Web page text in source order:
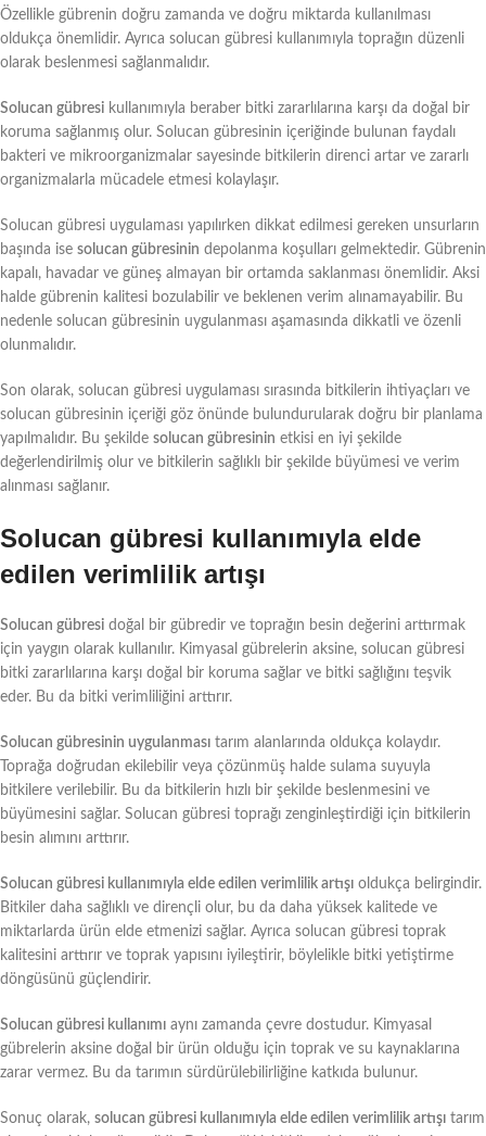
Özellikle gübrenin doğru zamanda ve doğru miktarda kullanılması
oldukça önemlidir. Ayrıca solucan gübresi kullanımıyla toprağın düzenli
olarak beslenmesi sağlanmalıdır.
Solucan gübresi kullanımıyla beraber bitki zararlılarına karşı da doğal bir
koruma sağlanmış olur. Solucan gübresinin içeriğinde bulunan faydalı
bakteri ve mikroorganizmalar sayesinde bitkilerin direnci artar ve zararlı
organizmalarla mücadele etmesi kolaylaşır.
Solucan gübresi uygulaması yapılırken dikkat edilmesi gereken unsurların
başında ise solucan gübresinin depolanma koşulları gelmektedir. Gübrenin
kapalı, havadar ve güneş almayan bir ortamda saklanması önemlidir. Aksi
halde gübrenin kalitesi bozulabilir ve beklenen verim alınamayabilir. Bu
nedenle solucan gübresinin uygulanması aşamasında dikkatli ve özenli
olunmalıdır.
Son olarak, solucan gübresi uygulaması sırasında bitkilerin ihtiyaçları ve
solucan gübresinin içeriği göz önünde bulundurularak doğru bir planlama
yapılmalıdır. Bu şekilde solucan gübresinin etkisi en iyi şekilde
değerlendirilmiş olur ve bitkilerin sağlıklı bir şekilde büyümesi ve verim
alınması sağlanır.
Solucan gübresi kullanımıyla elde
edilen verimlilik artışı
Solucan gübresi doğal bir gübredir ve toprağın besin değerini arttırmak
için yaygın olarak kullanılır. Kimyasal gübrelerin aksine, solucan gübresi
bitki zararlılarına karşı doğal bir koruma sağlar ve bitki sağlığını teşvik
eder. Bu da bitki verimliliğini arttırır.
Solucan gübresinin uygulanması tarım alanlarında oldukça kolaydır.
Toprağa doğrudan ekilebilir veya çözünmüş halde sulama suyuyla
bitkilere verilebilir. Bu da bitkilerin hızlı bir şekilde beslenmesini ve
büyümesini sağlar. Solucan gübresi toprağı zenginleştirdiği için bitkilerin
besin alımını arttırır.
Solucan gübresi kullanımıyla elde edilen verimlilik artışı oldukça belirgindir.
Bitkiler daha sağlıklı ve dirençli olur, bu da daha yüksek kalitede ve
miktarlarda ürün elde etmenizi sağlar. Ayrıca solucan gübresi toprak
kalitesini arttırır ve toprak yapısını iyileştirir, böylelikle bitki yetiştirme
döngüsünü güçlendirir.
Solucan gübresi kullanımı aynı zamanda çevre dostudur. Kimyasal
gübrelerin aksine doğal bir ürün olduğu için toprak ve su kaynaklarına
zarar vermez. Bu da tarımın sürdürülebilirliğine katkıda bulunur.
Sonuç olarak, solucan gübresi kullanımıyla elde edilen verimlilik artışı tarım